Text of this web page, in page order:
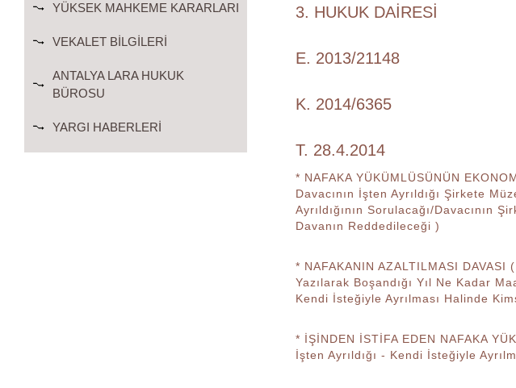
3. HUKUK DAİRESİ
E. 2013/21148
K. 2014/6365
T. 28.4.2014
* NAFAKA YÜKÜMLÜSÜNÜN
Davacının İşten Ayrıldığı Şirkete
Ayrıldığının Sorulacağı/Davacının
Davanın Reddedileceği )
* NAFAKANIN AZALTILMASI DAVASI
Yazılarak Boşandığı Yıl Ne Kadar
Kendi İsteğiyle Ayrılması Halinde
* İŞİNDEN İSTİFA EDEN NAFAKA
İşten Ayrıldığı - Kendi İsteğiyle
YÜKSEK MAHKEME KARARLARI
VEKALET BILGILERI
ANTALYA LARA HUKUK
BÜROSU
YARGI HABERLERI